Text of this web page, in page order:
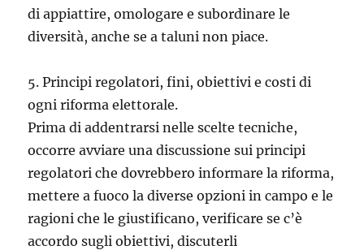
di appiattire, omologare e subordinare le
diversità, anche se a taluni non piace.
5. Principi regolatori, fini, obiettivi e costi di
ogni riforma elettorale.
Prima di addentrarsi nelle scelte tecniche,
occorre avviare una discussione sui principi
regolatori che dovrebbero informare la riforma,
mettere a fuoco la diverse opzioni in campo e le
ragioni che le giustificano, verificare se c’è
accordo sugli obiettivi, discuterli